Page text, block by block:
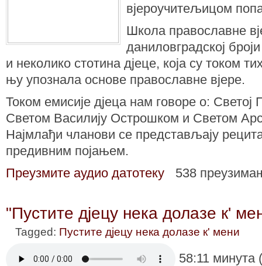
вјероучитељицом
Школа православне
даниловградској
и неколико стотина дјеце, која су током
њу упознала основе православне вјере.
Током емисије дјеца нам говоре о: Светој
Светом Василију Острошком и Светом
Најмлађи чланови се представљају
предивним појањем.
Преузмите аудио датотеку
538
"Пустите дјецу нека долазе к'
Tagged: Пустите дјецу нека долазе к' мени
58:11